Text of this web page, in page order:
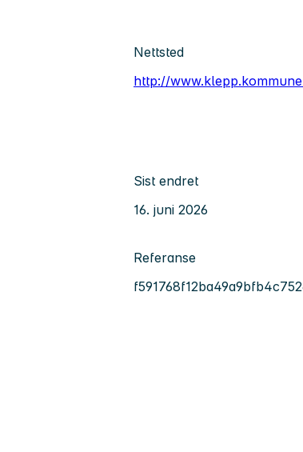
Nettsted
http://
Sist endret
16. juni 2026
Referanse